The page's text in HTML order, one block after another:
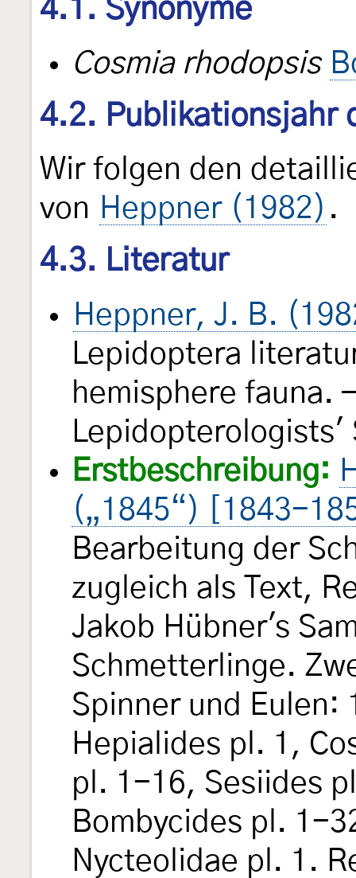
4.1. Synonyme
Cosmia rhodopsis
4.2. Publikationsjahr
Wir folgen den
von Heppner (1982) .
4.3. Literatur
Heppner, J. B.
Lepidoptera
hemisphere fauna.
Erstbeschreibung:
(„1845“) [1843-
Bearbeitung der
zugleich als Text,
Jakob Hübner's
Schmetterlinge.
Spinner und
Hepialides pl. 1,
pl. 1-16, Sesiides
Bombycides pl. 1-
Nycteolidae pl. 1.